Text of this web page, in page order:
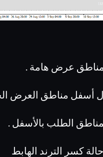
عرض هامة .
أسفل مناطق العرض
الطلب بالأسفل .
كسر الترند الهابط